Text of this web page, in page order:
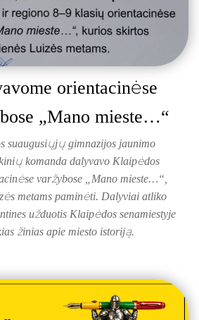
orientacinėse
„Mano mieste…“
suaugusiųjų gimnazijos jaunimo
komanda dalyvavo Klaipėdos
varžybose „Mano mieste…“,
metams paminėti. Dalyviai atliko
užduotis Klaipėdos senamiestyje
žinias apie miesto istoriją.